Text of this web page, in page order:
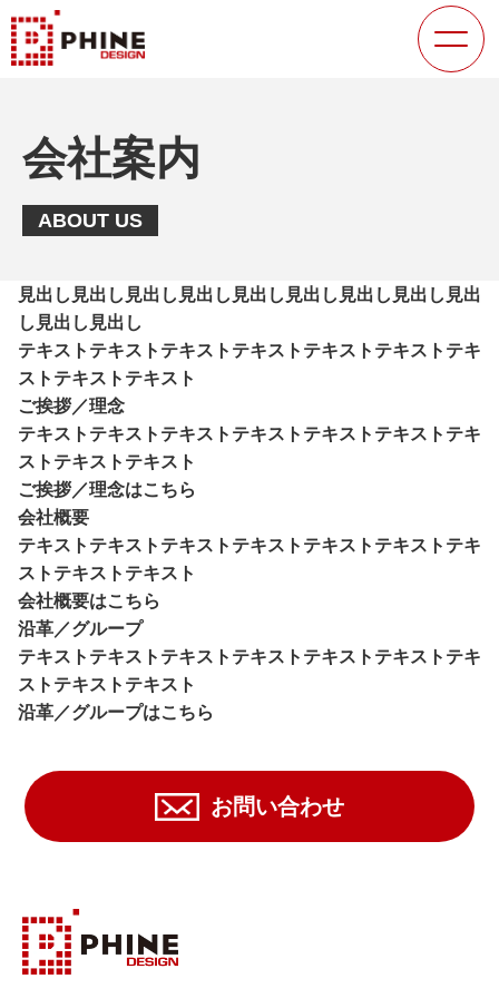
会社案内
ABOUT US
見出し見出し見出し見出し見出し見出し見出し見出し見出
し見出し見出し
テキストテキストテキストテキストテキストテキストテキ
ストテキストテキスト
ご挨拶／理念
テキストテキストテキストテキストテキストテキストテキ
ストテキストテキスト
ご挨拶／理念はこちら
会社概要
テキストテキストテキストテキストテキストテキストテキ
ストテキストテキスト
会社概要はこちら
沿革／グループ
テキストテキストテキストテキストテキストテキストテキ
ストテキストテキスト
沿革／グループはこちら
お問い合わせ